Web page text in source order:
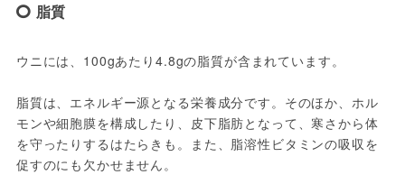
脂質
ウニには、100gあたり4.8gの脂質が含まれています。
脂質は、エネルギー源となる栄養成分です。そのほか、ホル
モンや細胞膜を構成したり、皮下脂肪となって、寒さから体
を守ったりするはたらきも。また、脂溶性ビタミンの吸収を
促すのにも欠かせません。